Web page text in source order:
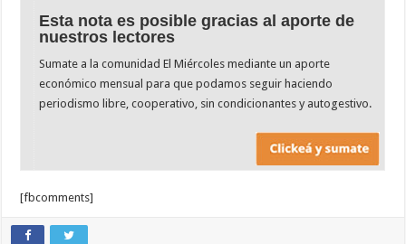
Esta nota es posible gracias al aporte de
nuestros lectores
Sumate a la comunidad El Miércoles mediante un aporte
económico mensual para que podamos seguir haciendo
periodismo libre, cooperativo, sin condicionantes y autogestivo.
[fbcomments]